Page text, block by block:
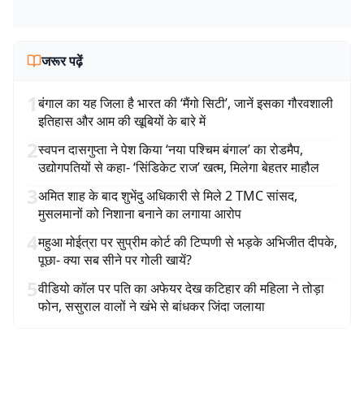
जरूर पढ़ें
1बंगाल का यह जिला है भारत की ‘मैंगो सिटी’, जानें इसका गौरवशाली
इतिहास और आम की खूबियों के बारे में
2स्वपन दासगुप्ता ने पेश किया ‘नया पश्चिम बंगाल’ का रोडमैप,
उद्योगपतियों से कहा- ‘सिंडिकेट राज’ खत्म, मिलेगा बेहतर माहौल
3अमित शाह के बाद शुभेंदु अधिकारी से मिले 2 TMC सांसद,
मुसलमानों को निशाना बनाने का लगाया आरोप
4महुआ मोईत्रा पर सुप्रीम कोर्ट की टिप्पणी से भड़के अभिजीत दीपके,
पूछा- क्या सब सीने पर गोली खायें?
5वीडियो कॉल पर पति का अफेयर देख कटिहार की महिला ने तोड़ा
फोन, ससुराल वालों ने खंभे से बांधकर जिंदा जलाया